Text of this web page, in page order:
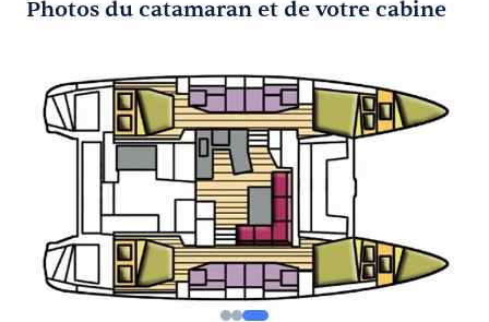
Photos du catamaran et de votre cabine